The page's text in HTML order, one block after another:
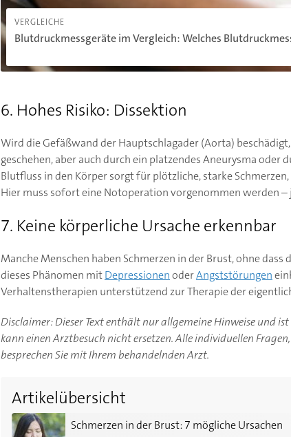
VERGLEICHE
Blutdruckmessgeräte im Vergleich: Welches
6. Hohes Risiko: Dissektion
Wird die Gefäßwand der Hauptschlagader (Aorta)
geschehen, aber auch durch ein platzendes Aneurysma
Blutfluss in den Körper sorgt für plötzliche, starke
Hier muss sofort eine Notoperation vorgenommen werden –
7. Keine körperliche Ursache erkennbar
Manche Menschen haben Schmerzen in der Brust, ohne
dieses Phänomen mitDepressionenoderAngststörungen
Verhaltenstherapien unterstützend zur Therapie der
Disclaimer: Dieser Text enthält nur allgemeine Hinweise und
kann einen Arztbesuch nicht ersetzen. Alle individuellen
besprechen Sie mit Ihrem behandelnden Arzt.
Artikelübersicht
Schmerzen in der Brust: 7 mögliche Ursachen
Schmerzen in der Brust: 7 mögliche Ursachen